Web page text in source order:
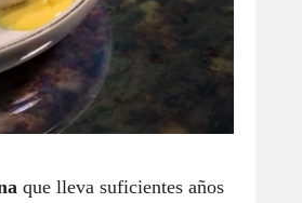
que lleva suficientes años